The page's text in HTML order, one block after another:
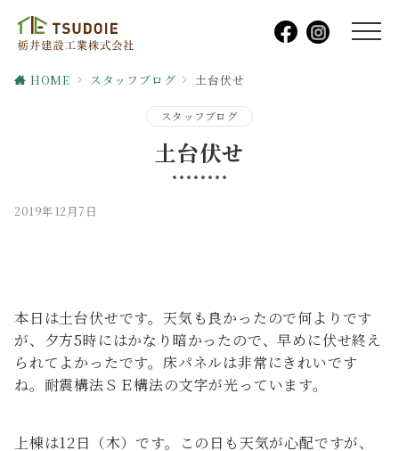
HOME スタッフブログ 土台伏せ
スタッフブログ
土台伏せ
2019年12月7日
本日は土台伏せです。天気も良かったので何よりです
が、夕方5時にはかなり暗かったので、早めに伏せ終え
られてよかったです。床パネルは非常にきれいです
ね。耐震構法ＳＥ構法の文字が光っています。
上棟は12日（木）です。この日も天気が心配ですが、